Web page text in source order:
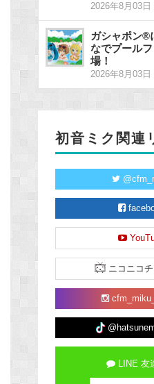
2026年8月03日
ガシャポン®
なでプール
場！
2026年8月03日
初音ミク関連
ニコニコチ
LINE 友